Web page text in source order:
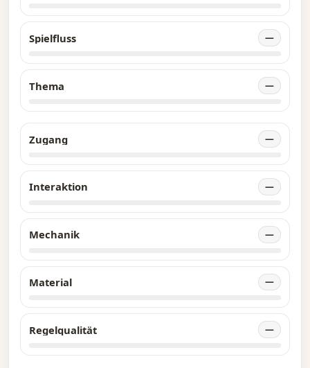
Spielfluss —
Thema —
Zugang —
Interaktion —
Mechanik —
Material —
Regelqualität —